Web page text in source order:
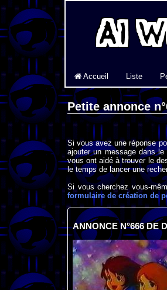
Accueil Liste
Petite annonce
Si vous avez une réponse
ajouter un message dans
vous ont aidé à trouver le
le temps de lancer une
Si vous cherchez vous-
formulaire de création de
ANNONCE N°666 DE